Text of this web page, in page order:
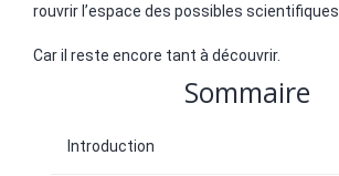
rouvrir l’espace des possibles scientifiques.
Car il reste encore tant à découvrir.
Sommaire
Introduction